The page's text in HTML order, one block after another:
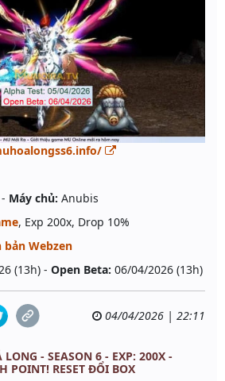
- Máy chủ: Anubis
, Exp 200x, Drop 10%
bản Webzen
(13h) - Open Beta: 06/04/2026 (13h)
04/04/2026 | 22:11
- SEASON 6 - EXP: 200X -
POINT! RESET ĐỔI BOX